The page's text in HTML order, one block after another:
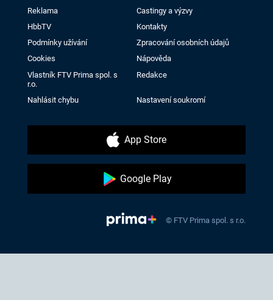
Reklama
Castingy a výzvy
HbbTV
Kontakty
Podmínky užívání
Zpracování osobních údajů
Cookies
Nápověda
Vlastník FTV Prima spol. s
r.o.
Redakce
Nahlásit chybu Nastavení soukromí
App Store
Google Play
© FTV Prima spol. s r.o.